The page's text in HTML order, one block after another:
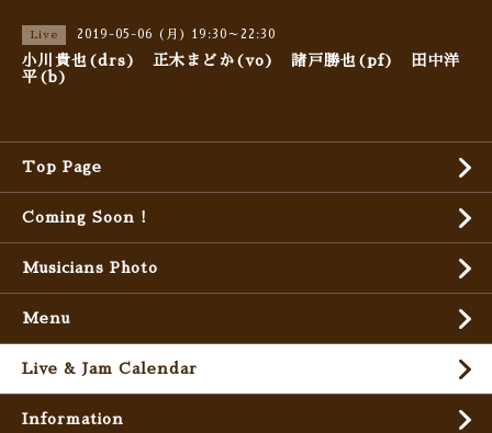
Live 2019-05-06 (月) 19:30～22:30
小川貴也(drs) 正木まどか(vo) 諸戸勝也(pf) 田中洋
平(b)
Top Page
Coming Soon !
Musicians Photo
Menu
Live & Jam Calendar
Information